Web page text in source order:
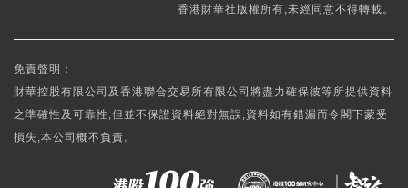
香港財華社版權所有,未經同意不得轉載。
免責聲明：
財華控股有限公司及香港聯合交易所有限公司將盡力確保彼等所提供資料
之準確性及可靠性,但並不保證資料絕對無誤,資料如有錯漏而令閣下蒙受
損失,本公司概不負責。